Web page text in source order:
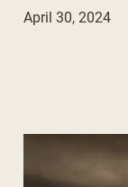
April 30, 2024